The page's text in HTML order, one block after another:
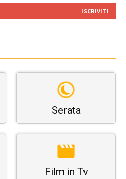
ISCRIVITI
Serata
Film in Tv